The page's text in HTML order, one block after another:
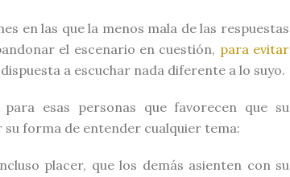
en las que la menos mala de las respuestas
el escenario en cuestión, para evitar
a escuchar nada diferente a lo suyo.
esas personas que favorecen que su
forma de entender cualquier tema:
placer, que los demás asienten con su